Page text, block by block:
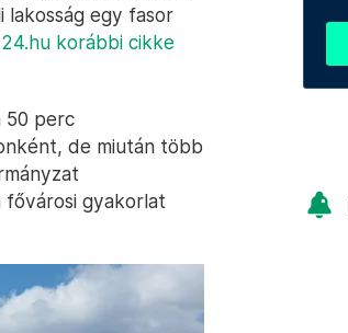
egy fasor
korábbi cikke
50 perc
de miután több
gyakorlat